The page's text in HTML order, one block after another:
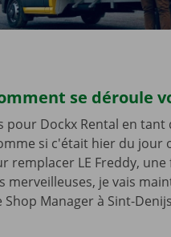
se déroule
pour Dockx Rental en
si c'était hier du jour
remplacer LE Freddy,
merveilleuses, je vais
Shop Manager à Sint-